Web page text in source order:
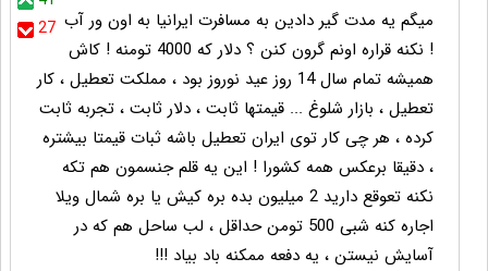
27 میگم یه مدت گیر دادین به مسافرت ایرانیا به اون ور آب
! نکنه قراره اونم گرون کنن ؟ دلار که 4000 تومنه ! کاش
همیشه تمام سال 14 روز عید نوروز بود ، مملکت تعطیل ، کار
تعطیل ، بازار شلوغ ... قیمتها ثابت ، دلار ثابت ، تجربه ثابت
کرده ، هر چی کار توی ایران تعطیل باشه ثبات قیمتا بیشتره
، دقیقا برعکس همه کشورا ! این یه قلم جنسمون هم تکه
نکنه تعوقع دارید 2 میلیون بده بره کیش یا بره شمال ویلا
اجاره کنه شبی 500 تومن حداقل ، لب ساحل هم که در
آسایش نیستن ، یه دفعه ممکنه باد بیاد !!!